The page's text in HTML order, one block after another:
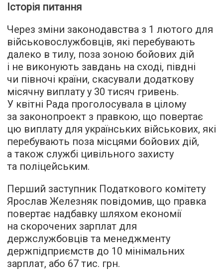
Історія питання
Через зміни законодавства з 1 лютого для
військовослужбовців, які перебувають
далеко в тилу, поза зоною бойових дій
і не виконують завдань на сході, півдні
чи півночі країни, скасували додаткову
місячну виплату у 30 тисяч гривень.
У квітні Рада проголосувала в цілому
за законопроект з правкою, що повертає
цю виплату для українських військових, які
перебувають поза місцями бойових дій,
а також службі цивільного захисту
та поліцейським.
Перший заступник Податкового комітету
Ярослав Железняк повідомив, що правка
повертає надбавку шляхом економії
на скорочених зарплат для
держслужбовців та менеджменту
держпідприємств до 10 мінімальних
зарплат, або 67 тис. грн.